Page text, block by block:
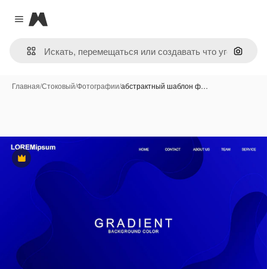
Close menu
Magnific
Поиск
Главная/Стоковый/Фотографии/абстрактный шаблон ф…
Премиум